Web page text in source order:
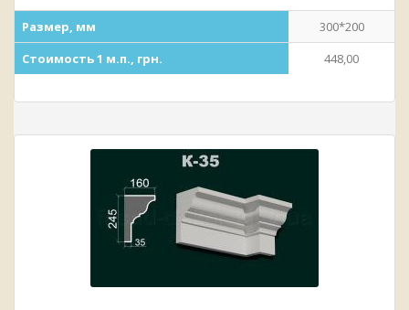
Размер, мм
300*200
Стоимость 1 м.п., грн.
448,00